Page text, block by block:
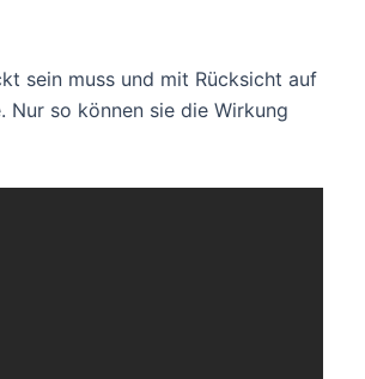
sein muss und mit Rücksicht auf
so können sie die Wirkung